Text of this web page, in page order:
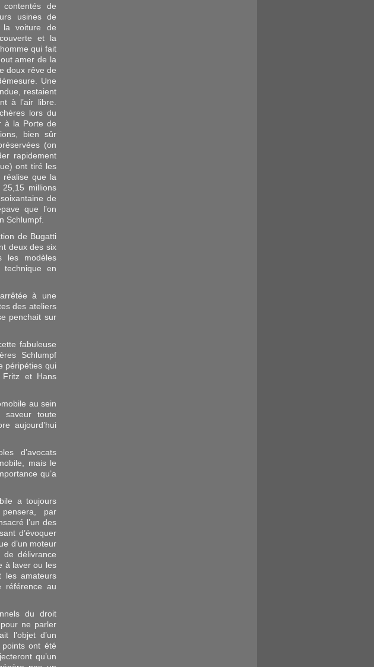
de
usines de
la voiture de
et la
qui fait
amer de la
doux rêve de
Une
restaient
à l’air libre.
lors du
à la Porte de
bien sûr
(on
rapidement
ont tiré les
réalise que la
millions
de
que l’on
Schlumpf.
de Bugatti
deux des six
les modèles
technique en
à une
des ateliers
penchait sur
fabuleuse
Schlumpf
péripéties qui
Fritz et Hans
au sein
toute
aujourd’hui
d’avocats
mais le
qu’a
a toujours
par
l’un des
d’évoquer
d’un moteur
délivrance
à laver ou les
les amateurs
référence au
du droit
ne parler
l’objet d’un
ont été
qu’un